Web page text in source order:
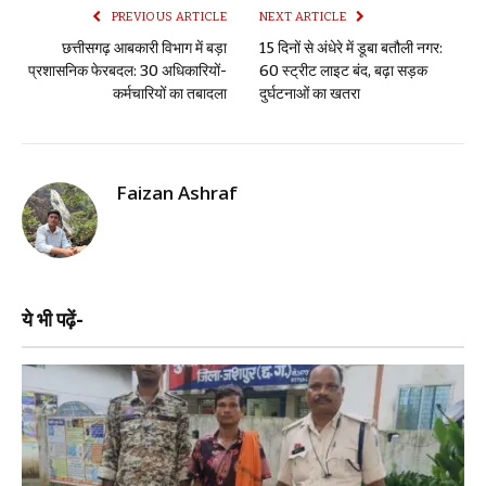
PREVIOUS ARTICLE
छत्तीसगढ़ आबकारी विभाग में बड़ा
प्रशासनिक फेरबदल: 30 अधिकारियों-
कर्मचारियों का तबादला
NEXT ARTICLE
15 दिनों से अंधेरे में डूबा बतौली नगर:
60 स्ट्रीट लाइट बंद, बढ़ा सड़क
दुर्घटनाओं का खतरा
Faizan Ashraf
ये भी पढ़ें-